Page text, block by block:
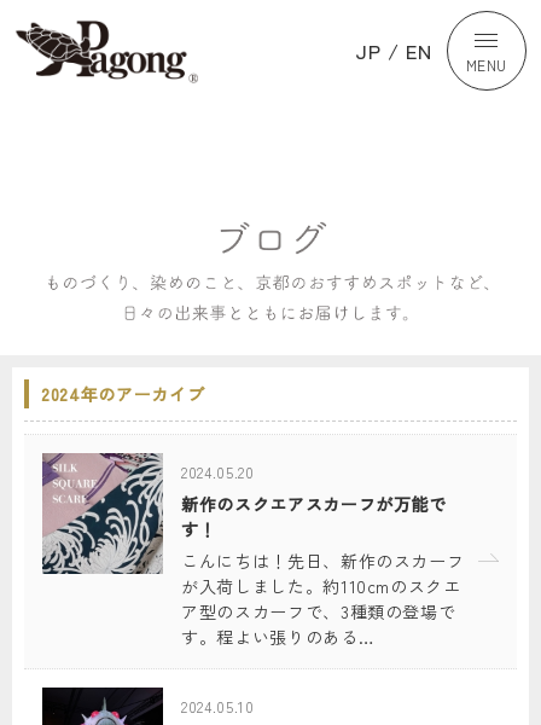
JP / EN MENU
2024年のアーカイブ
2024.05.20
新作のスクエアスカーフが万能で
す！
こんにちは！先日、新作のスカーフ
が入荷しました。約110cmのスクエ
ア型のスカーフで、3種類の登場で
す。程よい張りのある…
2024.05.10